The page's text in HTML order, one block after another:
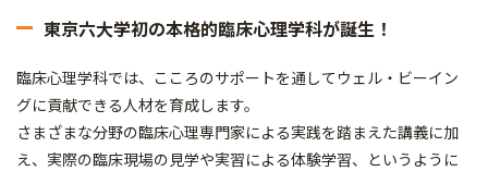
東京六大学初の本格的臨床心理学科が誕生！
臨床心理学科では、こころのサポートを通してウェル・ビーイン
グに貢献できる人材を育成します。
さまざまな分野の臨床心理専門家による実践を踏まえた講義に加
え、実際の臨床現場の見学や実習による体験学習、というように